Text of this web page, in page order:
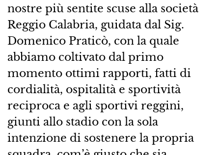
nostre più sentite scuse alla società
Reggio Calabria, guidata dal Sig.
Domenico Praticò, con la quale
abbiamo coltivato dal primo
momento ottimi rapporti, fatti di
cordialità, ospitalità e sportività
reciproca e agli sportivi reggini,
giunti allo stadio con la sola
intenzione di sostenere la propria